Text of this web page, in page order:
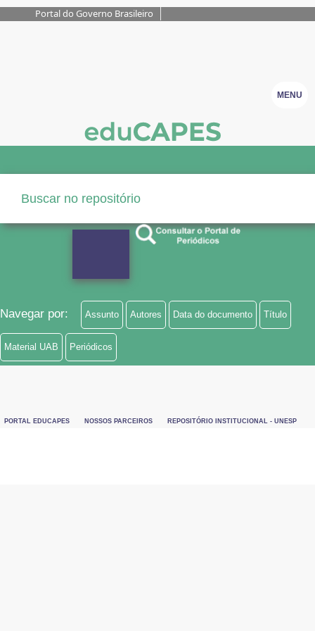
Portal do Governo Brasileiro
MENU
Navegar por: Assunto Autores Data do documento Título
Material UAB Periódicos
PORTAL EDUCAPES NOSSOS PARCEIROS REPOSITÓRIO INSTITUCIONAL - UNESP